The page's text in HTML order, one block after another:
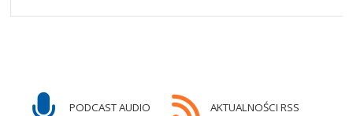
PODCAST AUDIO AKTUALNOŚCI RSS